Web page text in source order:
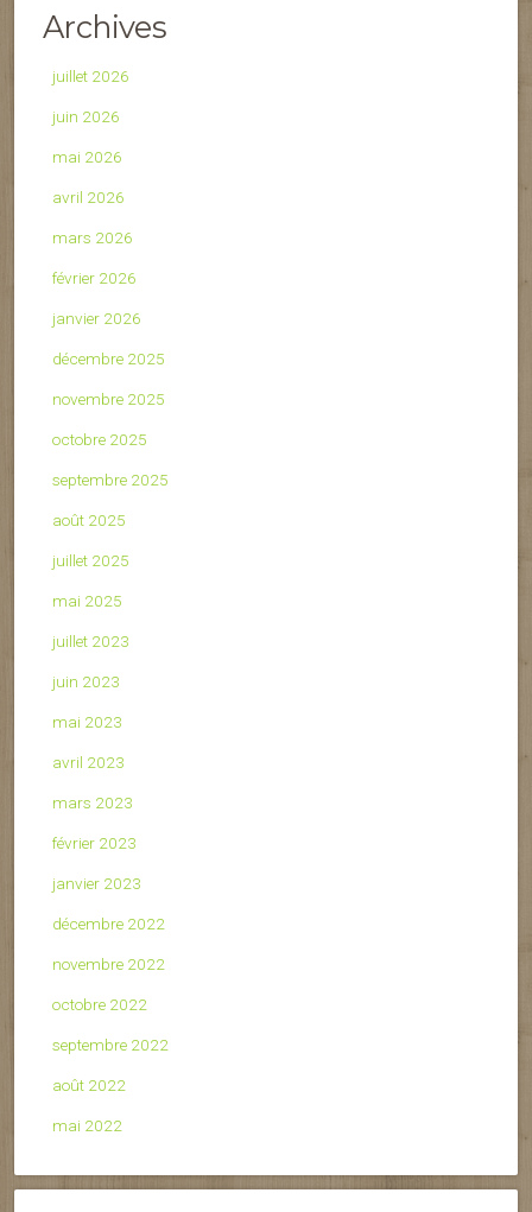
Archives
juillet 2026
juin 2026
mai 2026
avril 2026
mars 2026
février 2026
janvier 2026
décembre 2025
novembre 2025
octobre 2025
septembre 2025
août 2025
juillet 2025
mai 2025
juillet 2023
juin 2023
mai 2023
avril 2023
mars 2023
février 2023
janvier 2023
décembre 2022
novembre 2022
octobre 2022
septembre 2022
août 2022
mai 2022